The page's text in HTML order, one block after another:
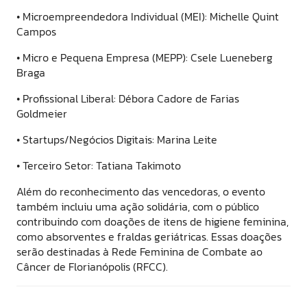
• Microempreendedora Individual (MEI): Michelle Quint
Campos
• Micro e Pequena Empresa (MEPP): Csele Lueneberg
Braga
• Profissional Liberal: Débora Cadore de Farias
Goldmeier
• Startups/Negócios Digitais: Marina Leite
• Terceiro Setor: Tatiana Takimoto
Além do reconhecimento das vencedoras, o evento
também incluiu uma ação solidária, com o público
contribuindo com doações de itens de higiene feminina,
como absorventes e fraldas geriátricas. Essas doações
serão destinadas à Rede Feminina de Combate ao
Câncer de Florianópolis (RFCC).